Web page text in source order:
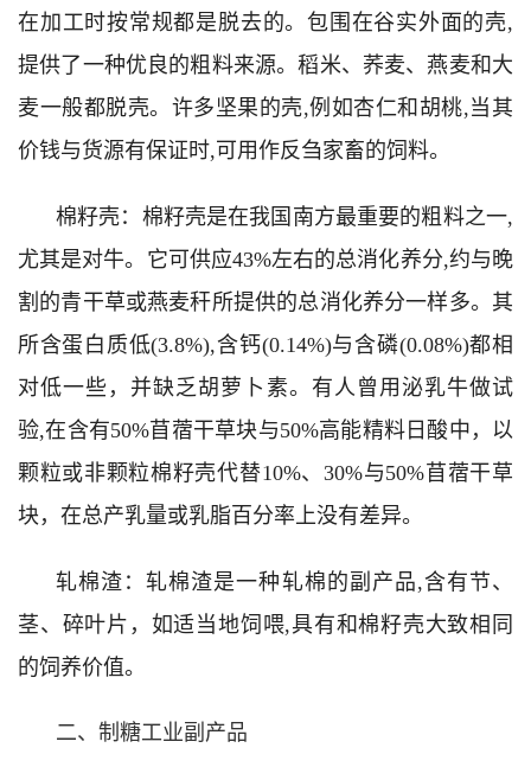
在加工时按常规都是脱去的。包围在谷实外面的壳,
提供了一种优良的粗料来源。稻米、荞麦、燕麦和大
麦一般都脱壳。许多坚果的壳,例如杏仁和胡桃,当其
价钱与货源有保证时,可用作反刍家畜的饲料。
棉籽壳：棉籽壳是在我国南方最重要的粗料之一,
尤其是对牛。它可供应43%左右的总消化养分,约与晚
割的青干草或燕麦秆所提供的总消化养分一样多。其
所含蛋白质低(3.8%),含钙(0.14%)与含磷(0.08%)都相
对低一些，并缺乏胡萝卜素。有人曾用泌乳牛做试
验,在含有50%苜蓿干草块与50%高能精料日酸中，以
颗粒或非颗粒棉籽壳代替10%、30%与50%苜蓿干草
块，在总产乳量或乳脂百分率上没有差异。
轧棉渣：轧棉渣是一种轧棉的副产品,含有节、
茎、碎叶片，如适当地饲喂,具有和棉籽壳大致相同
的饲养价值。
二、制糖工业副产品